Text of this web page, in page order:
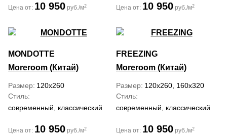
Цена от: 10 950 руб./м2 Цена от: 10 950 руб./м2
MONDOTTE
Moreroom (Китай)
Размер 120x260
Стиль
современный, классический
Цена от: 10 950 руб./м2
FREEZING
Moreroom (Китай)
Размер 120x260, 160x320
Стиль
современный, классический
Цена от: 10 950 руб./м2